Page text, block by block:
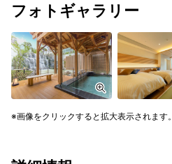
フォトギャラリー
画像をクリックすると拡大表示されます。